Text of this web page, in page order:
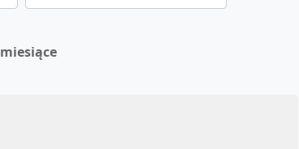
miesiące